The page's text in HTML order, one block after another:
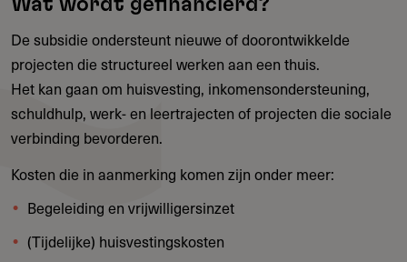
De subsidie ondersteunt nieuwe of doorontwikkelde
projecten die structureel werken aan een thuis.
Het kan gaan om huisvesting, inkomensondersteuning,
schuldhulp, werk- en leertrajecten of projecten die sociale
verbinding bevorderen.
Kosten die in aanmerking komen zijn onder meer:
Begeleiding en vrijwilligersinzet
(Tijdelijke) huisvestingskosten